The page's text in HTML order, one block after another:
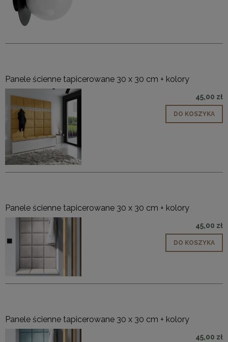
Panele ścienne tapicerowane 30 x 30 cm + kolory
45,00 zł
DO KOSZYKA
Panele ścienne tapicerowane 30 x 30 cm + kolory
45,00 zł
DO KOSZYKA
Panele ścienne tapicerowane 30 x 30 cm + kolory
45,00 zł